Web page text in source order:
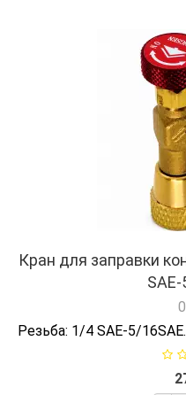
Кран для заправки
Резьба: 1/4 SAE-5/16SAE.